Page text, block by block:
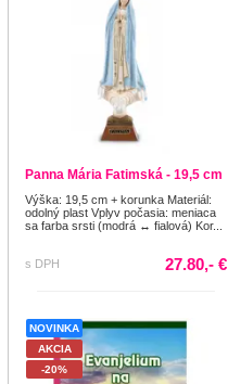
Panna Mária Fatimská - 19,5 cm
Výška: 19,5 cm + korunka Materiál:
odolný plast Vplyv počasia: meniaca
sa farba srsti (modrá ↔ fialová) Kor...
s DPH 27.80,- €
NOVINKA
AKCIA
-20%